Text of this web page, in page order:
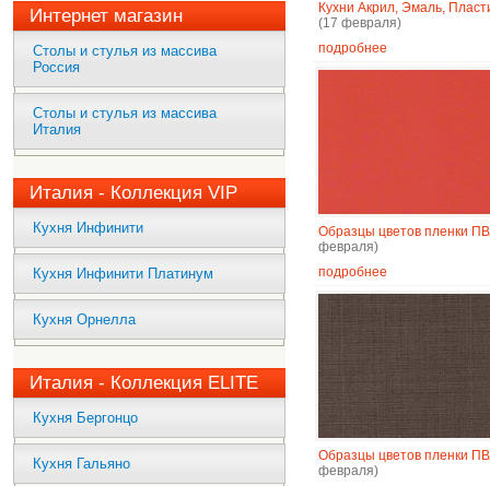
Интернет магазин
Столы и стулья из массива
Россия
Столы и стулья из массива
Италия
Италия - Коллекция VIP
Кухня Инфинити
Кухня Инфинити Платинум
Кухня Орнелла
Италия - Коллекция ELITE
Кухня Бергонцо
Кухня Гальяно
Кухни Акрил, Эмаль,
(17 февраля)
подробнее
Образцы цветов пленки
февраля)
подробнее
Образцы цветов пленки
февраля)